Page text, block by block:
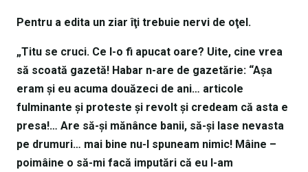
Pentru a edita un ziar îţi trebuie nervi de oţel.
„Titu se cruci. Ce l-o fi apucat oare? Uite, cine vrea
să scoată gazetă! Habar n-are de gazetărie: “Aşa
eram şi eu acuma douăzeci de ani… articole
fulminante şi proteste şi revolt şi credeam că asta e
presa!… Are să-şi mănânce banii, să-şi lase nevasta
pe drumuri… mai bine nu-I spuneam nimic! Mâine –
poimâine o să-mi facă imputări că eu l-am